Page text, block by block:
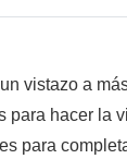
vistazo a
hacer la
para